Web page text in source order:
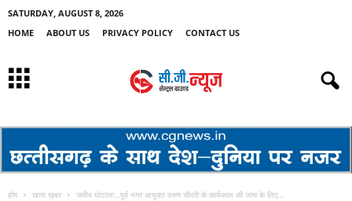
SATURDAY, AUGUST 8, 2026
HOME
ABOUT US PRIVACY POLICY CONTACT US
होम खास ख़बर जमीन घोटाला…पूर्व नगर आयुक्त वरुण चौधरी के कार्यकाल की जांच के लिए...